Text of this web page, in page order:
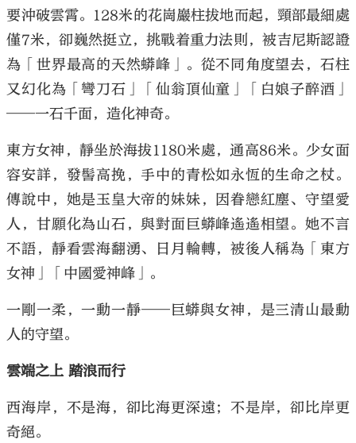
要沖破雲霄。128米的花崗巖柱拔地而起，頸部最細處
僅7米，卻巍然挺立，挑戰着重力法則，被吉尼斯認證
為「世界最高的天然蟒峰」。從不同角度望去，石柱
又幻化為「彎刀石」「仙翁頂仙童」「白娘子醉酒」
——一石千面，造化神奇。
東方女神，靜坐於海拔1180米處，通高86米。少女面
容安詳，發髻高挽，手中的青松如永恆的生命之杖。
傳說中，她是玉皇大帝的妹妹，因眷戀紅塵、守望愛
人，甘願化為山石，與對面巨蟒峰遙遙相望。她不言
不語，靜看雲海翻湧、日月輪轉，被後人稱為「東方
女神」「中國愛神峰」。
一剛一柔，一動一靜——巨蟒與女神，是三清山最動
人的守望。
雲端之上 踏浪而行
西海岸，不是海，卻比海更深遠；不是岸，卻比岸更
奇絕。